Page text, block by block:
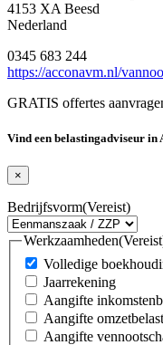
4153 XA Beesd
Nederland
0345 683 244
https://acconavm.nl/
GRATIS offertes
Vind een belastingadviseur in
×
Bedrijfsvorm(Vereist)
Werkzaamheden
Volledige
Jaarrekening
Aangifte
Aangifte
Aangifte